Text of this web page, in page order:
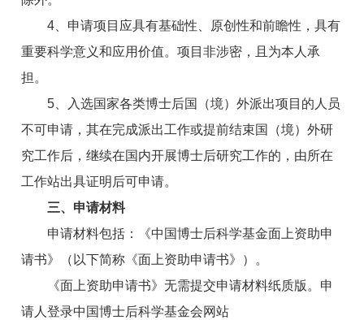
4、申请项目应具有基础性、原创性和前瞻性，具有
重要科学意义和应用价值。项目非涉密，且为本人承
担。
5、入选国家各类博士后国（境）外派出项目的人员
不可申请，其在完成派出工作或提前结束国（境）外研
究工作后，继续在国内开展博士后研究工作的，由所在
工作站出具证明后可申请。
三、申请材料
申请材料包括：《中国博士后科学基金面上资助申
请书》（以下简称《面上资助申请书》）。
《面上资助申请书》无需提交申请材料纸质版。申
请人登录中国博士后科学基金会网站